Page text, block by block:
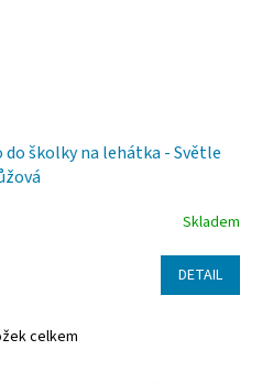
školky na lehátka - Světle
Skladem
DETAIL
Ocelkem